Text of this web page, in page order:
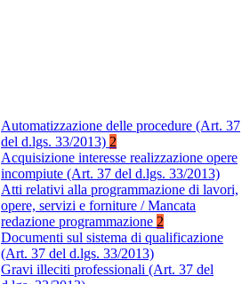
Automatizzazione delle procedure (Art. 37
del d.lgs. 33/2013) 2
Acquisizione interesse realizzazione opere
incompiute (Art. 37 del d.lgs. 33/2013)
Atti relativi alla programmazione di lavori,
opere, servizi e forniture / Mancata
redazione programmazione 2
Documenti sul sistema di qualificazione
(Art. 37 del d.lgs. 33/2013)
Gravi illeciti professionali (Art. 37 del